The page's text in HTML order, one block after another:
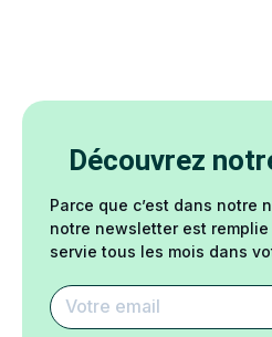
Découvrez
Parce que c’est dans notre
notre newsletter est remplie
servie tous les mois dans